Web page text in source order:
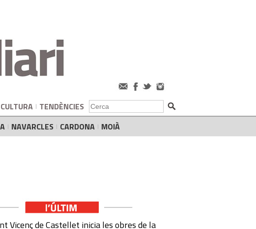
CULTURA TENDÈNCIES
NAVARCLES CARDONA MOIÀ
Vicenç de Castellet inicia les obres de la